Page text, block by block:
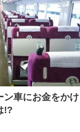
ン車にお金をかけ
!?